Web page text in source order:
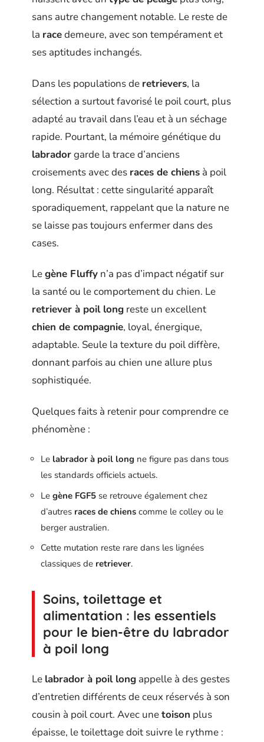
sans autre changement notable. Le reste de
la racedemeure, avec son tempérament et
ses aptitudes inchangés.
Dans les populations de retrievers, la
sélection a surtout favorisé le poil court, plus
adapté au travail dans l’eau et à un séchage
rapide. Pourtant, la mémoire génétique du
labradorgarde la trace d’anciens
croisements avec des races de chiens à poil
long. Résultat : cette singularité apparaît
sporadiquement, rappelant que la nature ne
se laisse pas toujours enfermer dans des
cases.
Legène Fluffy n’a pas d’impact négatif sur
la santé ou le comportement du chien. Le
retriever à poil long reste un excellent
chien de compagnie, loyal, énergique,
adaptable. Seule la texture du poil diffère,
donnant parfois au chien une allure plus
sophistiquée.
Quelques faits à retenir pour comprendre ce
phénomène :
Le labrador à poil long ne figure pas dans tous
les standards officiels actuels.
Le gène FGF5 se retrouve également chez
d’autres races de chiens comme le colley ou le
berger australien.
Cette mutation reste rare dans les lignées
classiques de retriever.
Soins, toilettage et
alimentation : les essentiels
pour le bien-être du labrador
à poil long
Le labrador à poil long appelle à des gestes
d’entretien différents de ceux réservés à son
cousin à poil court. Avec unetoison plus
épaisse, le toilettage doit suivre le rythme :